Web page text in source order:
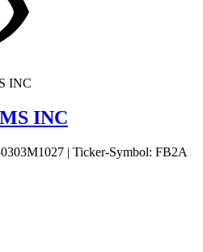
INC
| Ticker-Symbol: FB2A